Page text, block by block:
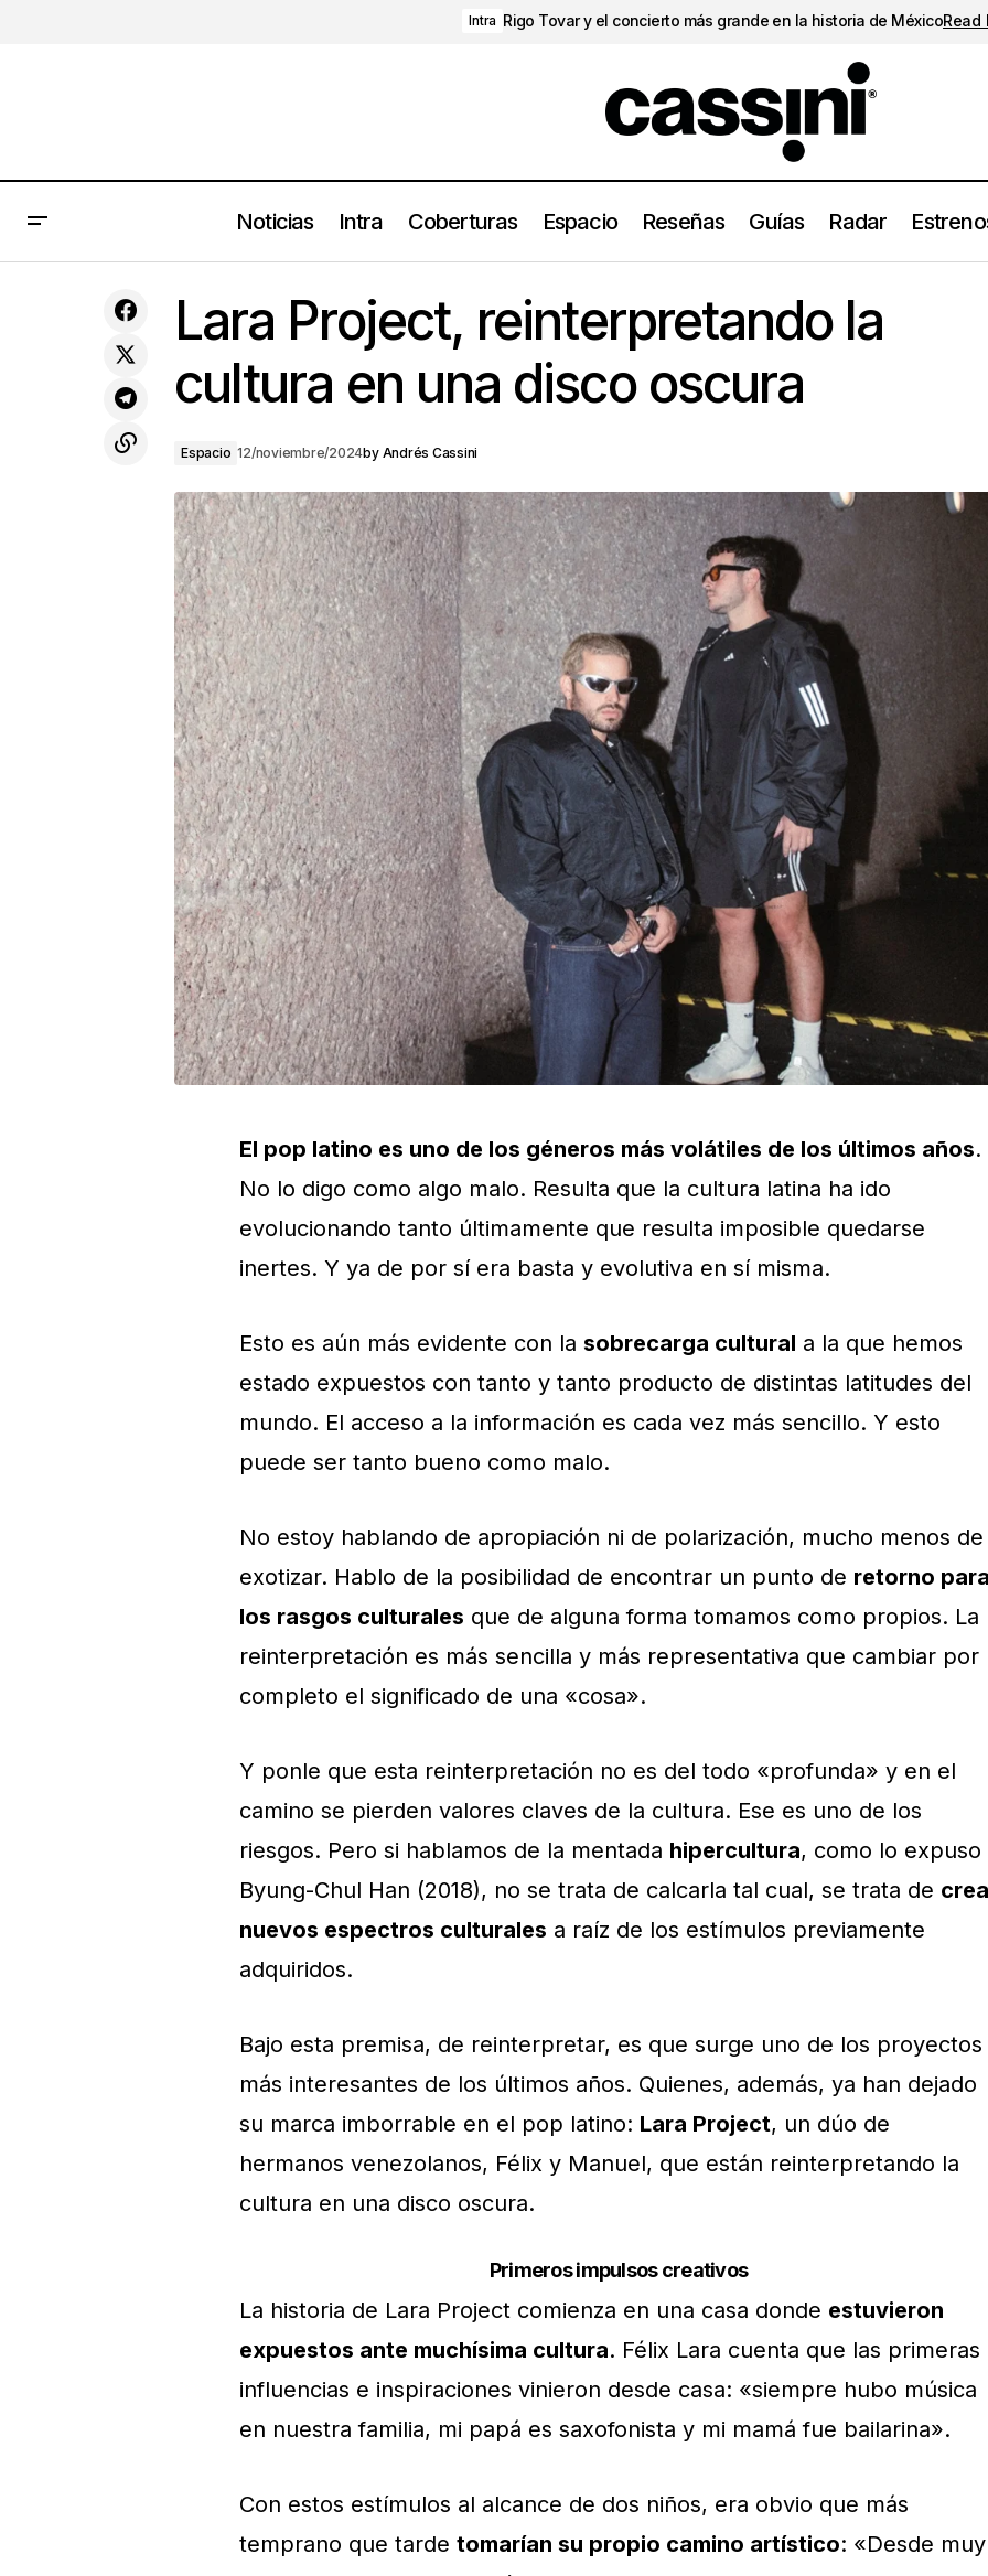
Intra Rigo Tovar y el concierto más grande en la historia de MéxicoRead
Noticias Intra Coberturas Espacio Reseñas Guías Radar
compañía desata polémica; la cantante
se disculpa
Espacio Lara Project, reinterpretando la cultura en una disco
Lara Project, reinterpretando la
cultura en una disco oscura
Espacio 12/noviembre/2024by Andrés Cassini
El pop latino es uno de los géneros más volátiles de los últimos años.
No lo digo como algo malo. Resulta que la cultura latina ha ido
evolucionando tanto últimamente que resulta imposible quedarse
inertes. Y ya de por sí era basta y evolutiva en sí misma.
Esto es aún más evidente con la sobrecarga cultural a la que hemos
estado expuestos con tanto y tanto producto de distintas latitudes del
mundo. El acceso a la información es cada vez más sencillo. Y esto
puede ser tanto bueno como malo.
No estoy hablando de apropiación ni de polarización, mucho menos de
exotizar. Hablo de la posibilidad de encontrar un punto de retorno
los rasgos culturales que de alguna forma tomamos como propios. La
reinterpretación es más sencilla y más representativa que cambiar por
completo el significado de una «cosa».
Y ponle que esta reinterpretación no es del todo «profunda» y en el
camino se pierden valores claves de la cultura. Ese es uno de los
riesgos. Pero si hablamos de la mentada hipercultura, como lo expuso
Byung-Chul Han (2018), no se trata de calcarla tal cual, se trata de
nuevos espectros culturales a raíz de los estímulos previamente
adquiridos.
Bajo esta premisa, de reinterpretar, es que surge uno de los proyectos
más interesantes de los últimos años. Quienes, además, ya han dejado
su marca imborrable en el pop latino: Lara Project, un dúo de
hermanos venezolanos, Félix y Manuel, que están reinterpretando la
cultura en una disco oscura.
Primeros impulsos creativos
La historia de Lara Project comienza en una casa donde estuvieron
expuestos ante muchísima cultura. Félix Lara cuenta que las primeras
influencias e inspiraciones vinieron desde casa: «siempre hubo música
en nuestra familia, mi papá es saxofonista y mi mamá fue bailarina».
Con estos estímulos al alcance de dos niños, era obvio que más
temprano que tarde tomarían su propio camino artístico: «Desde muy